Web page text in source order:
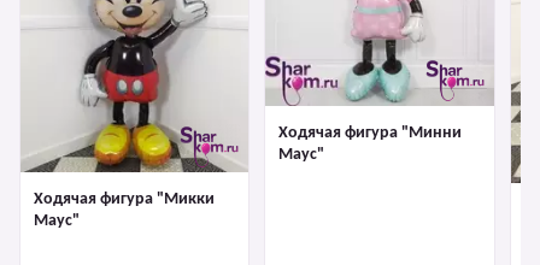
Ходячая фигура "Микки
Маус"
Ходячая фигура "Минни
Маус"